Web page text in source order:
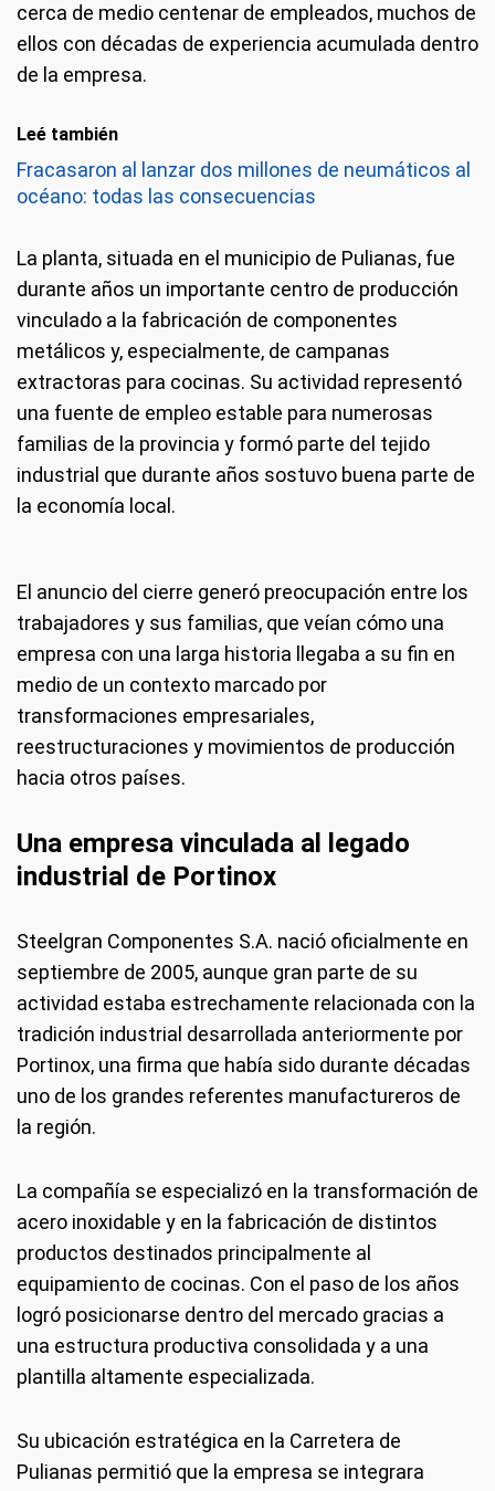
cerca de medio centenar de empleados, muchos de
ellos con décadas de experiencia acumulada dentro
de la empresa.
Leé también
Fracasaron al lanzar dos millones de neumáticos al
océano: todas las consecuencias
La planta, situada en el municipio de Pulianas, fue
durante años un importante centro de producción
vinculado a la fabricación de componentes
metálicos y, especialmente, de campanas
extractoras para cocinas. Su actividad representó
una fuente de empleo estable para numerosas
familias de la provincia y formó parte del tejido
industrial que durante años sostuvo buena parte de
la economía local.
El anuncio del cierre generó preocupación entre los
trabajadores y sus familias, que veían cómo una
empresa con una larga historia llegaba a su fin en
medio de un contexto marcado por
transformaciones empresariales,
reestructuraciones y movimientos de producción
hacia otros países.
Una empresa vinculada al legado
industrial de Portinox
Steelgran Componentes S.A. nació oficialmente en
septiembre de 2005, aunque gran parte de su
actividad estaba estrechamente relacionada con la
tradición industrial desarrollada anteriormente por
Portinox, una firma que había sido durante décadas
uno de los grandes referentes manufactureros de
la región.
La compañía se especializó en la transformación de
acero inoxidable y en la fabricación de distintos
productos destinados principalmente al
equipamiento de cocinas. Con el paso de los años
logró posicionarse dentro del mercado gracias a
una estructura productiva consolidada y a una
plantilla altamente especializada.
Su ubicación estratégica en la Carretera de
Pulianas permitió que la empresa se integrara